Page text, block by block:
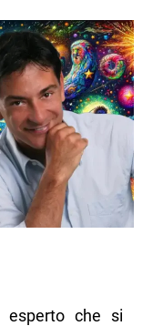
esperto che si